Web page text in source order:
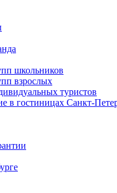
школьников
взрослых
туристов
в гостиницах Санкт-